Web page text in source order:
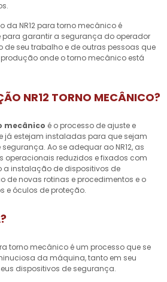
da NR12 para torno mecânico é
para garantir a segurança do operador
seu trabalho e de outras pessoas que
onde o torno mecânico está
NR12 TORNO MECÂNICO?
mecânico é o processo de ajuste e
já estejam instaladas para que sejam
Ao se adequar ao NR12, as
operacionais reduzidos e fixados com
a instalação de dispositivos de
de novas rotinas e procedimentos e o
e óculos de proteção.
torno mecânico é um processo que se
da máquina, tanto em seu
dispositivos de segurança.